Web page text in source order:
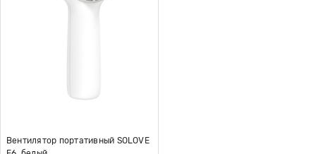
Вентилятор портативный SOLOVE